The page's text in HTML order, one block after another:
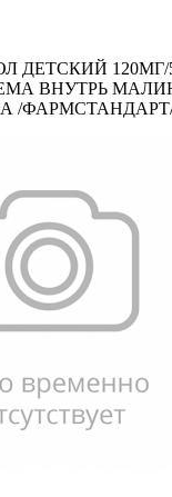
ДЕТСКИЙ 120МГ/
ВНУТРЬ
/